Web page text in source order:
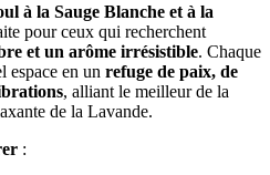
à la Sauge Blanche et à la
pour ceux qui recherchent
et un arôme irrésistible. Chaque
espace en un refuge de paix, de
, alliant le meilleur de la
de la Lavande.
: